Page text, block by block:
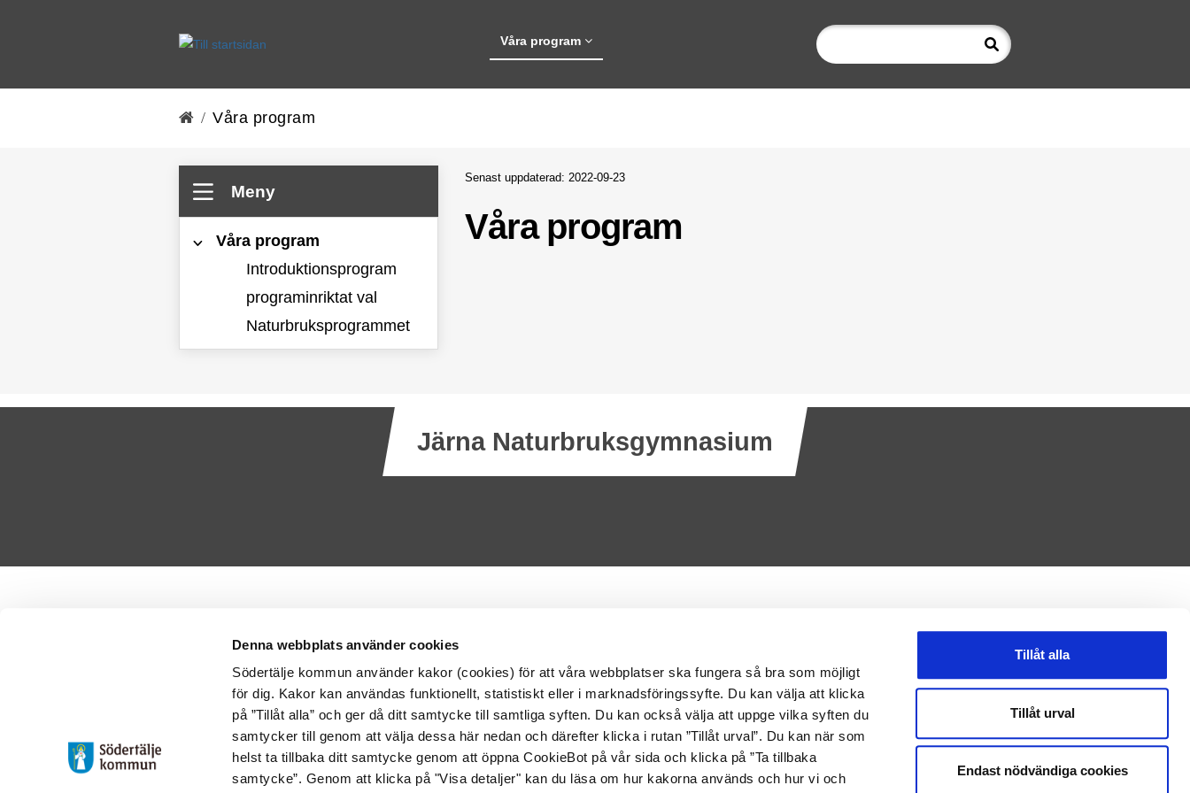
Denna webbplats använder cookies
Södertälje kommun använder kakor (cookies) för att våra webbplatser ska fungera så bra som möjligt
för dig. Kakor kan användas funktionellt, statistiskt eller i marknadsföringssyfte. Du kan välja att klicka
på ”Tillåt alla” och ger då ditt samtycke till samtliga syften. Du kan också välja att uppge vilka syften du
samtycker till genom att välja dessa här nedan och därefter klicka i rutan ”Tillåt urval”. Du kan när som
helst ta tillbaka ditt samtycke genom att öppna CookieBot på vår sida och klicka på ”Ta tillbaka
samtycke”. Genom att klicka på "Visa detaljer" kan du läsa om hur kakorna används och hur vi och
Tillåt alla
Tillåt urval
Endast nödvändiga cookies
Våra program (Aktuell)
Start
/ Våra program
Meny
Våra program
Introduktionsprogram
programinriktat val
Naturbruksprogrammet
Senast uppdaterad: 2022-09-23
Våra program
Järna Naturbruksgymnasium